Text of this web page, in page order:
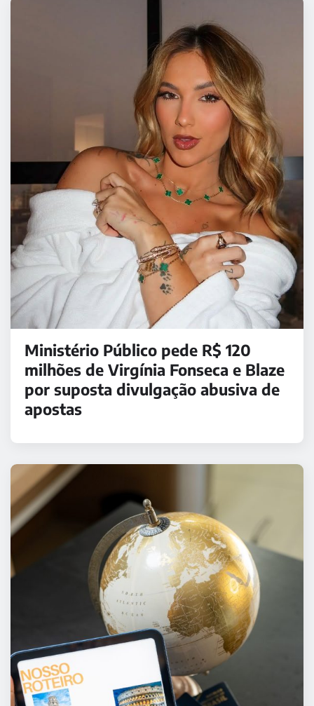
Ministério Público pede R$ 120
milhões de Virgínia Fonseca e Blaze
por suposta divulgação abusiva de
apostas